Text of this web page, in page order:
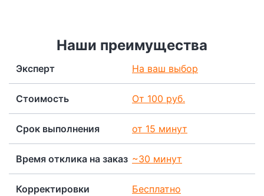
Наши преимущества
Эксперт На ваш выбор
Стоимость От 100 руб.
Срок выполнения от 15 минут
Время отклика на заказ ~30 минут
Корректировки Бесплатно